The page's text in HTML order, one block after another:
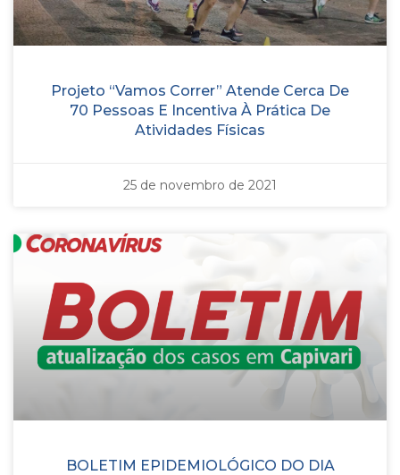
Projeto “Vamos Correr” Atende Cerca De
70 Pessoas E Incentiva À Prática De
Atividades Físicas
25 de novembro de 2021
BOLETIM EPIDEMIOLÓGICO DO DIA